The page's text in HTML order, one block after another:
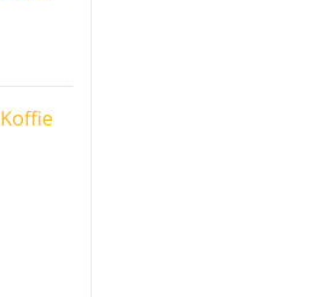
Champagne 10 stuks Fluit